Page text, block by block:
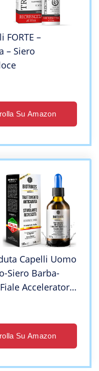
FORTE –
– Siero
Su Amazon
Capelli Uomo
Siero Barba-
Acceleratore
Su Amazon